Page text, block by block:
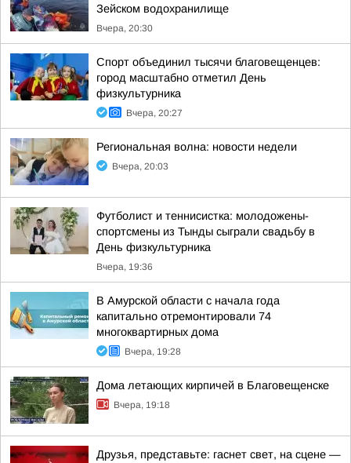
Зейском водохранилище
Вчера, 20:30
Спорт объединил тысячи благовещенцев:
город масштабно отметил День
физкультурника
Вчера, 20:27
Региональная волна: новости недели
Вчера, 20:03
Футболист и теннисистка: молодожены-
спортсмены из Тынды сыграли свадьбу в
День физкультурника
Вчера, 19:36
В Амурской области с начала года
капитально отремонтировали 74
многоквартирных дома
Вчера, 19:28
Дома летающих кирпичей в Благовещенске
Вчера, 19:18
Друзья, представьте: гаснет свет, на сцене —